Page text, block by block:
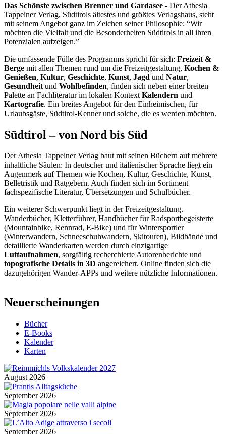
Das Schönste zwischen Brenner und Gardasee - Der Athesia
Tappeiner Verlag, Südtirols ältestes und größtes Verlagshaus, steht
mit seinem Angebot ganz im Zeichen seiner Philosophie: “Wir
möchten die Vielfalt und die Besonderheiten Südtirols in all ihren
Potenzialen aufzeigen.”
Die umfassende Fülle des Programms spricht für sich: Freizeit &
Berge mit allen Themen rund um die Freizeitgestaltung, Kochen &
Genießen, Kultur, Geschichte, Kunst, Jagd und Natur,
Gesundheit und Wohlbefinden, finden sich neben einer breiten
Palette an Fachliteratur im lokalen Kontext Kalendern und
Kartografie. Ein breites Angebot für den Einheimischen, für
Urlaubsgäste, Südtirol-Kenner und solche, die es werden möchten.
Südtirol – von Nord bis Süd
Der Athesia Tappeiner Verlag baut mit seinen Büchern auf mehrere
inhaltliche Säulen: In deutscher und italienischer Sprache liegt ein
Augenmerk auf Themen wie Kochen, Kultur, Geschichte, Kunst,
Belletristik und Ratgebern. Auch finden sich im Sortiment
fachspezifische Literatur, Übersetzungen und Schulbücher.
Ein weiterer Schwerpunkt liegt in der Freizeitgestaltung.
Wanderbücher, Kletterführer, Handbücher für Radsportbegeisterte
(Mountainbike, Rennrad, E-Bike) und für Wintersportler
(Winterwandern, Schneeschuhwandern, Skitouren), Bildbände und
detaillierte Wanderkarten werden durch einzigartige
Luftaufnahmen, sorgfältig recherchierte Autorenberichte und
topografische Details in 3D angereichert. Online finden sich die
dazugehörigen Wander-APPs und weitere nützliche Informationen.
Neuerscheinungen
Bücher
E-Books
Kalender
Karten
August 2026
September 2026
September 2026
September 2026